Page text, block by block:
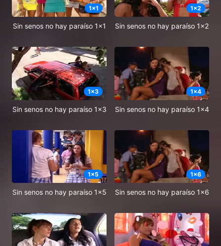
1x1
Sin senos no hay paraíso 1x1
1x2
Sin senos no hay paraíso 1x2
1x3
Sin senos no hay paraíso 1x3
1x4
Sin senos no hay paraíso 1x4
1x5
Sin senos no hay paraíso 1x5
1x6
Sin senos no hay paraíso 1x6